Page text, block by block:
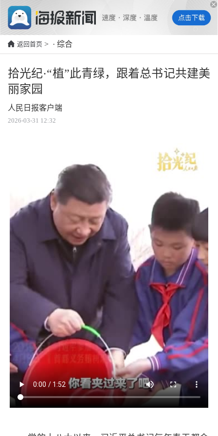
返回首页 > · 综合
拾光纪·“植”此青绿，跟着总书记共建美
丽家园
人民日报客户端
2026-03-31 12:32